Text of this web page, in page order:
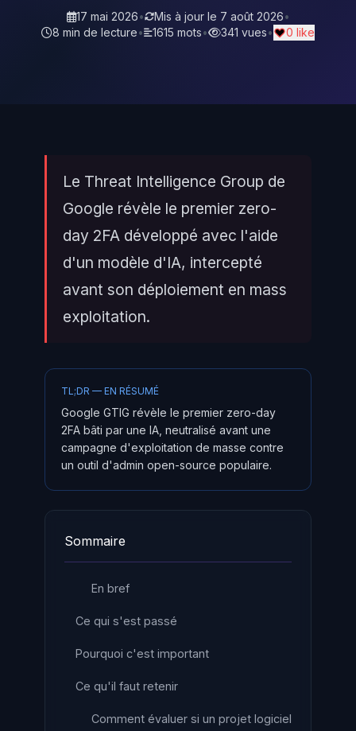
17 mai 2026• Mis à jour le 7 août 2026•
8 min de lecture• 1615 mots• 341 vues• 0 like
Le Threat Intelligence Group de
Google révèle le premier zero-
day 2FA développé avec l'aide
d'un modèle d'IA, intercepté
avant son déploiement en mass
exploitation.
TL;DR — EN RÉSUMÉ
Google GTIG révèle le premier zero-day
2FA bâti par une IA, neutralisé avant une
campagne d'exploitation de masse contre
un outil d'admin open-source populaire.
Sommaire
En bref
Ce qui s'est passé
Pourquoi c'est important
Ce qu'il faut retenir
Comment évaluer si un projet logiciel